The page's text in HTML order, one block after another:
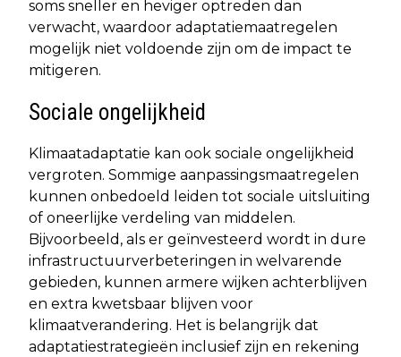
soms sneller en heviger optreden dan
verwacht, waardoor adaptatiemaatregelen
mogelijk niet voldoende zijn om de impact te
mitigeren.
Sociale ongelijkheid
Klimaatadaptatie kan ook sociale ongelijkheid
vergroten. Sommige aanpassingsmaatregelen
kunnen onbedoeld leiden tot sociale uitsluiting
of oneerlijke verdeling van middelen.
Bijvoorbeeld, als er geïnvesteerd wordt in dure
infrastructuurverbeteringen in welvarende
gebieden, kunnen armere wijken achterblijven
en extra kwetsbaar blijven voor
klimaatverandering. Het is belangrijk dat
adaptatiestrategieën inclusief zijn en rekening